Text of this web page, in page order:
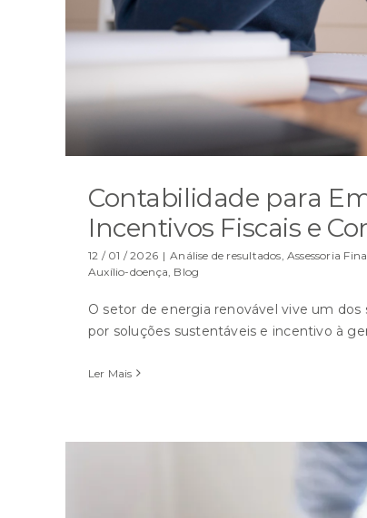
Contabilidade para
Incentivos Fiscais e
12 / 01 / 2026 | Análise de resultados ,Assessoria
Auxílio-doença Blog
O setor de energia renovável vive um dos
por soluções sustentáveis e incentivo à
Ler Mais